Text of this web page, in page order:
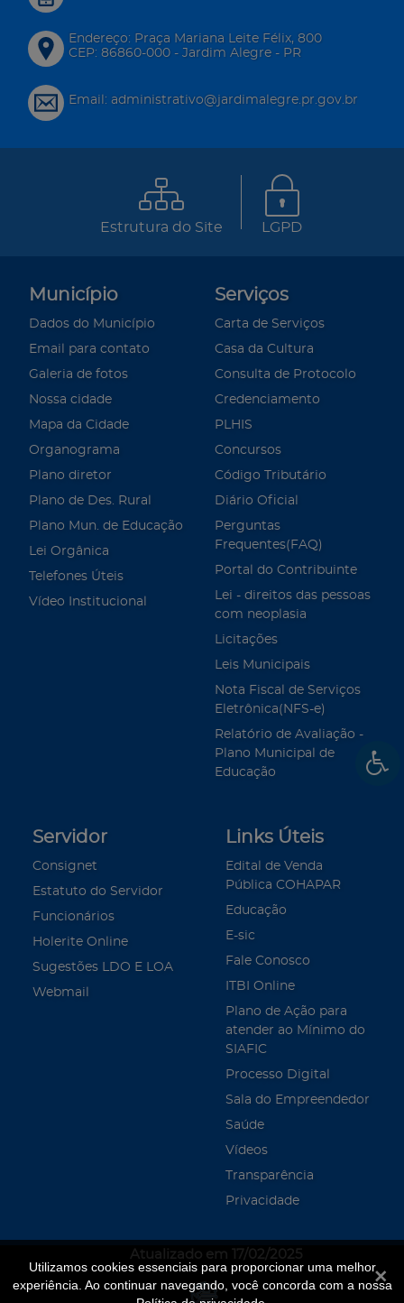
Utilizamos cookies essenciais para proporcionar uma melhor
experiência. Ao continuar navegando, você concorda com a nossa
Endereço: Praça Mariana Leite Félix, 800
CEP: 86860-000 - Jardim Alegre - PR
Email: administrativo@jardimalegre.pr.gov.br
Estrutura do Site LGPD
Município
Dados do Município
Email para contato
Galeria de fotos
Nossa cidade
Mapa da Cidade
Organograma
Plano diretor
Plano de Des. Rural
Plano Mun. de Educação
Lei Orgânica
Telefones Úteis
Vídeo Institucional
Serviços
Carta de Serviços
Casa da Cultura
Consulta de Protocolo
Credenciamento
PLHIS
Concursos
Código Tributário
Diário Oficial
Perguntas
Frequentes(FAQ)
Portal do Contribuinte
Lei - direitos das pessoas
com neoplasia
Licitações
Leis Municipais
Nota Fiscal de Serviços
Eletrônica(NFS-e)
Relatório de Avaliação -
Plano Municipal de
Educação
Servidor
Consignet
Estatuto do Servidor
Funcionários
Holerite Online
Sugestões LDO E LOA
Webmail
Links Úteis
Edital de Venda
Pública COHAPAR
Educação
E-sic
Fale Conosco
ITBI Online
Plano de Ação para
atender ao Mínimo do
SIAFIC
Processo Digital
Sala do Empreendedor
Saúde
Vídeos
Transparência
Privacidade
Atualizado em 17/02/2025